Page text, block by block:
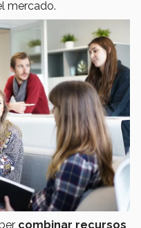
mercado.
combinar recursos